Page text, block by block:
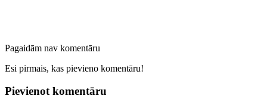
Pagaidām nav komentāru
Esi pirmais, kas pievieno komentāru!
Pievienot komentāru